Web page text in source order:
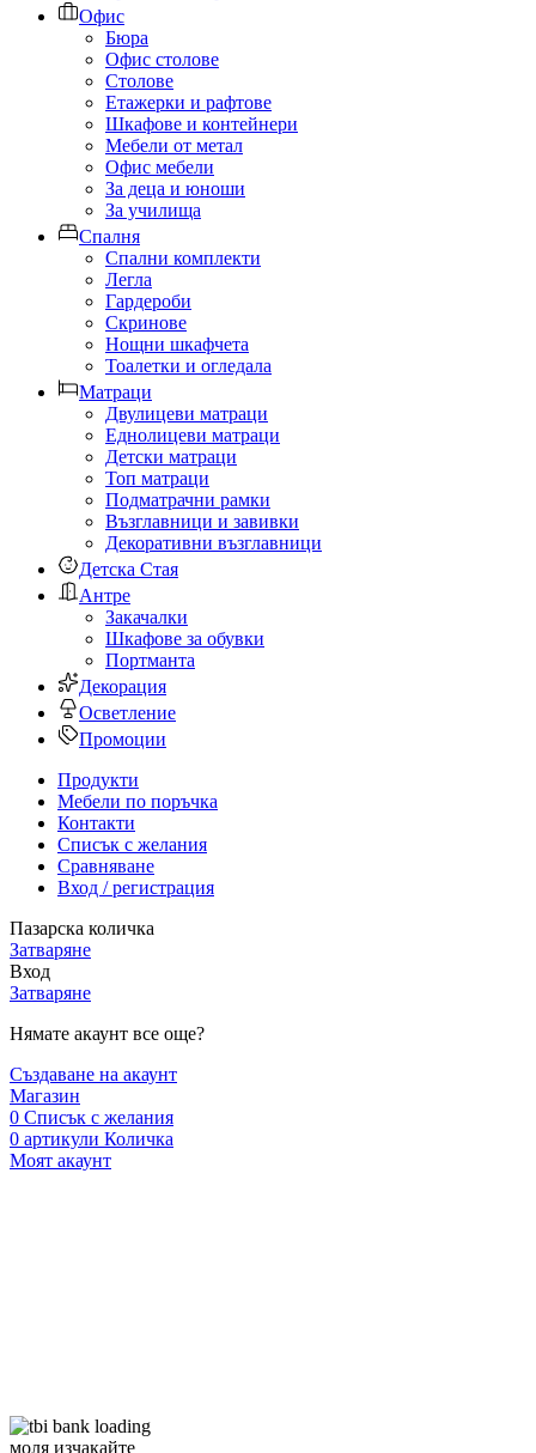
Офис
Бюра
Офис столове
Столове
Етажерки и рафтове
Шкафове и контейнери
Мебели от метал
Офис мебели
За деца и юноши
За училища
Спалня
Спални комплекти
Легла
Гардероби
Скринове
Нощни шкафчета
Тоалетки и огледала
Матраци
Двулицеви матраци
Еднолицеви матраци
Детски матраци
Топ матраци
Подматрачни рамки
Възглавници и завивки
Декоративни възглавници
Детска Стая
Антре
Закачалки
Шкафове за обувки
Портманта
Декорация
Осветление
Промоции
Продукти
Мебели по поръчка
Контакти
Списък с желания
Сравняване
Вход / регистрация
Пазарска количка
Затваряне
Вход
Затваряне
Нямате акаунт все още?
Създаване на акаунт
Магазин
0 Списък с желания
0 артикули Количка
Моят акаунт
моля изчакайте